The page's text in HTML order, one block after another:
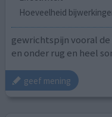
Hoeveelheid
gewrichtspijn vooral
en onder rug en heel
geef mening